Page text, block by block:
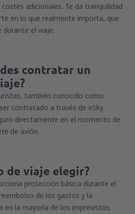
adicionales. Te da tranquilidad
en lo que realmente importa, que
durante el viaje.
contratar un
también conocido como
contratado a través de eSky.
directamente en el momento de
de avión.
de viaje elegir?
protección básica durante el
de los gastos y la
en la mayoría de los imprevistos.